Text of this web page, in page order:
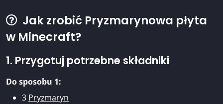
Jak zrobić Pryzmarynowa płyta
w Minecraft?
1. Przygotuj potrzebne składniki
Do sposobu 1:
3 Pryzmaryn